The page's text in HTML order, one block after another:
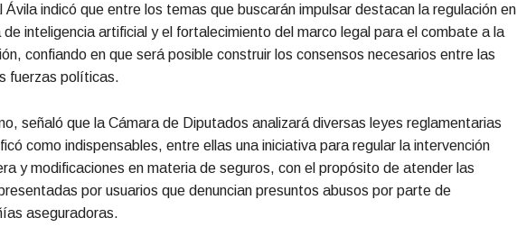
Ávila indicó que entre los temas que buscarán impulsar destacan la regulación en
de inteligencia artificial y el fortalecimiento del marco legal para el combate a la
confiando en que será posible construir los consensos necesarios entre las
fuerzas políticas.
señaló que la Cámara de Diputados analizará diversas leyes reglamentarias
como indispensables, entre ellas una iniciativa para regular la intervención
y modificaciones en materia de seguros, con el propósito de atender las
por usuarios que denuncian presuntos abusos por parte de
aseguradoras.